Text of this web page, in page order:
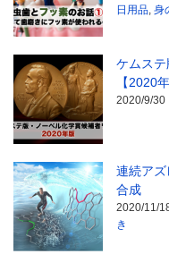
日用品 身
ケムステ
【2020
2020/9/30
連続ア
合成
2020/11/
き